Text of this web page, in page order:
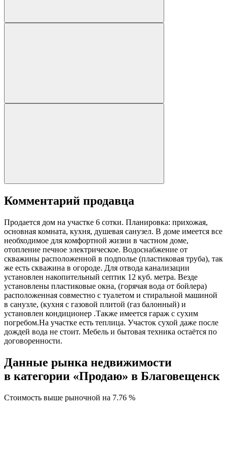
Комментарий продавца
Продается дом на участке 6 сотки. Планировка: прихожая,
основная комната, кухня, душевая санузел. В доме имеется все
необходимое для комфортной жизни в частном доме,
отопление печное электрическое. Водоснабжение от
скважины расположенной в подполье (пластиковая труба), так
же есть скважина в огороде. Для отвода канализации
установлен накопительный септик 12 куб. метра. Везде
установлены пластиковые окна, (горячая вода от бойлера)
расположенная совместно с туалетом и стиральной машиной
в санузле, (кухня с газовой плитой (газ балонный) и
установлен кондиционер .Также имеется гараж с сухим
погребом.На участке есть теплица. Участок сухой даже после
дождей вода не стоит. Мебель и бытовая техника остаётся по
договоренности.
Данные рынка недвижимости
в категории «Продаю» в Благовещенск
Стоимость выше рыночной на 7.76 %